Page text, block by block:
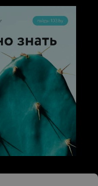
адресую
настоящий
технологии и
Также Светлана -
человек, с
так и
коллективу
и радости от